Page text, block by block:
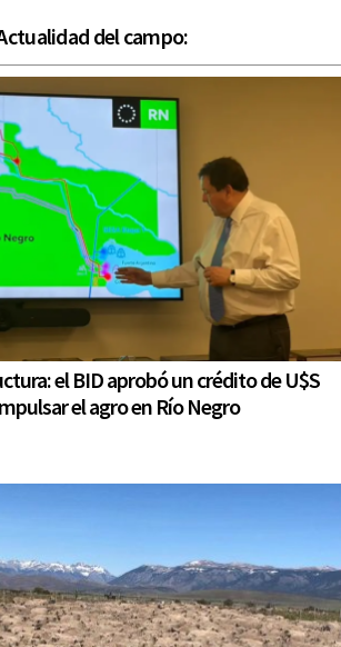
del campo:
el BID aprobó un crédito de U$S
el agro en Río Negro